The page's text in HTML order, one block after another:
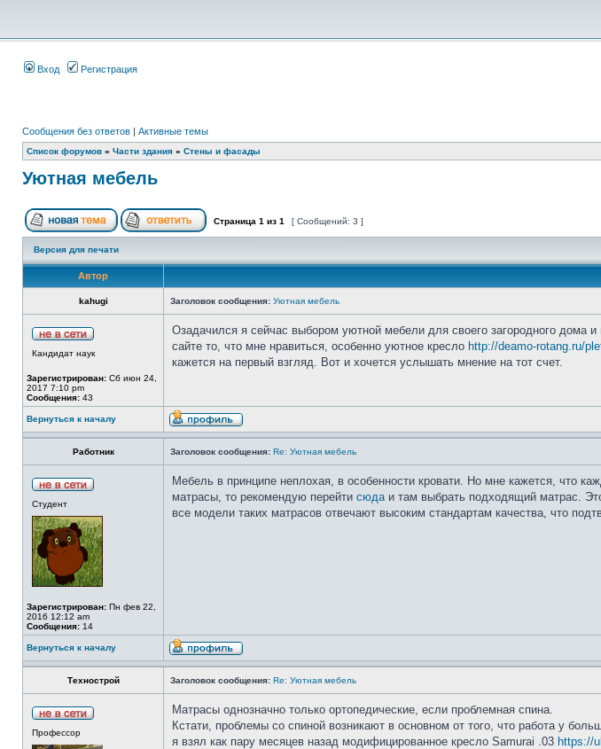
Вход Регистрация
Сообщения без ответов | Активные темы
Список форумов » Части здания » Стены и фасады
Уютная мебель
Страница 1 из 1 [ Сообщений: 3 ]
Версия для печати
Автор
kahugi Заголовок сообщения: Уютная мебель
Кандидат наук
Зарегистрирован: Сб июн 24,
2017 7:10 pm
Сообщения: 43
Озадачился я сейчас выбором уютной мебели для своего загородного дома
сайте то, что мне нравиться, особенно уютное кресло http://deamo-rotang.ru/
кажется на первый взгляд. Вот и хочется услышать мнение на тот счет.
Вернуться к началу
Работник Заголовок сообщения: Re: Уютная мебель
Студент
Зарегистрирован: Пн фев 22,
2016 12:12 am
Сообщения: 14
Мебель в принципе неплохая, в особенности кровати. Но мне кажется, что
матрасы, то рекомендую перейти сюдаи там выбрать подходящий матрас.
все модели таких матрасов отвечают высоким стандартам качества, что
Вернуться к началу
Технострой Заголовок сообщения: Re: Уютная мебель
Профессор
Матрасы однозначно только ортопедические, если проблемная спина.
Кстати, проблемы со спиной возникают в основном от того, что работа у
я взял как пару месяцев назад модифицированное кресло Samurai .03 https://